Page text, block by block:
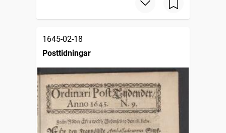
1645-02-18
Posttidningar